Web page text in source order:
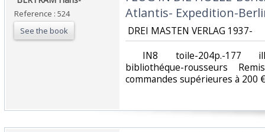
Reference : 524
See the book
Atlantis- Expedition-
‎ DREI MASTEN VERLAG 1937- ‎
IN8 toile-204p.-177
bibliothéque-rousseurs
commandes supérieures à 200